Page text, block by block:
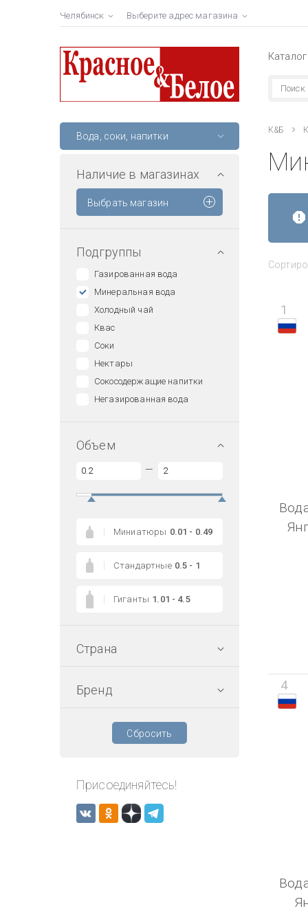
Челябинск Выберите адрес магазина
Каталог
Вода, соки, напитки
Наличие в магазинах
Выбрать магазин
Подгруппы
Газированная вода
Минеральная вода
Холодный чай
Квас
Соки
Нектары
Сокосодержащие напитки
Негазированная вода
Объем
—
Миниатюры 0.01 - 0.49
Стандартные 0.5 - 1
Гиганты 1.01 - 4.5
Страна
Бренд
Сбросить
Присоединяйтесь!
К&Б
1
4